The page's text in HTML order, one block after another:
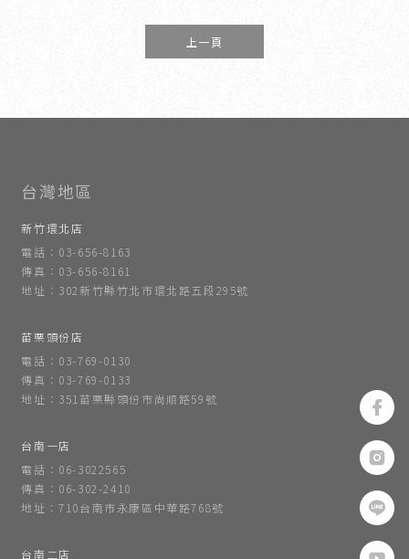
上一頁
新竹環北店
電話：03-656-8163
傳真：03-656-8161
地址：302新竹縣竹北市環北路五段295號
苗栗頭份店
電話：03-769-0130
傳真：03-769-0133
地址：351苗栗縣頭份市尚順路59號
台南一店
電話：06-3022565
傳真：06-302-2410
地址：710台南市永康區中華路768號
台南二店